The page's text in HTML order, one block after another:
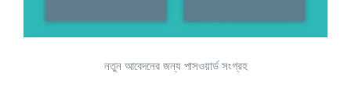
নতুন আবেদনের জন্য পাসওয়ার্ড সংগ্রহ